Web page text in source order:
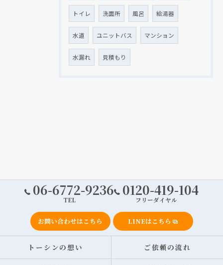
トイレ 洗面所 風呂 給湯器
水道 ユニットバス マンション
水漏れ 見積もり
06-6772-9236
TEL
0120-419-104
フリーダイヤル
お問い合わせはこちら LINEはこちら
トーシンの想い ご依頼の流れ